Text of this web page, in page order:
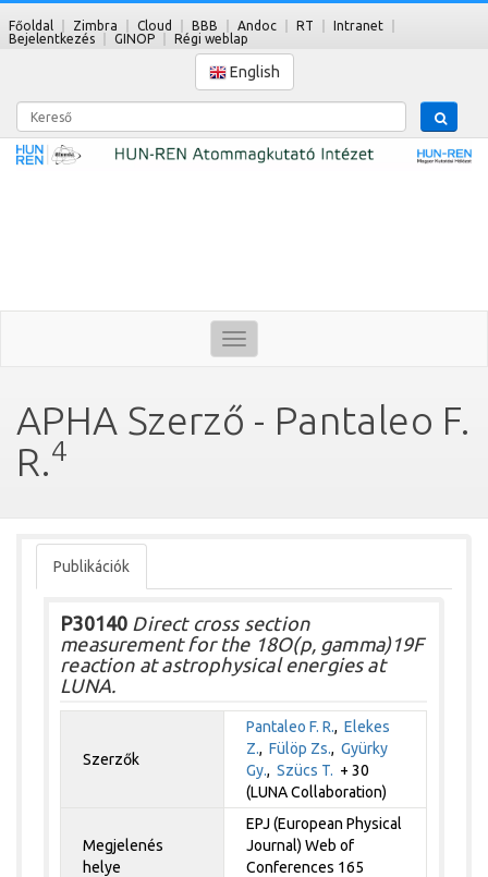
Főoldal Zimbra Cloud BBB Andoc RT
Intranet
Bejelentkezés
GINOP Régi weblap
English
Kereső
Toggle
navigation
APHA Szerző - Pantaleo F.
R.4
Publikációk
P30140 Direct cross section
measurement for the 18O(p, gamma)19F
reaction at astrophysical energies at
LUNA.
Szerzők
Pantaleo F. R.,Elekes
Z.,Fülöp Zs.,Gyürky
Gy.,Szücs T. + 30
(LUNA Collaboration)
Megjelenés
helye
EPJ (European Physical
Journal) Web of
Conferences 165